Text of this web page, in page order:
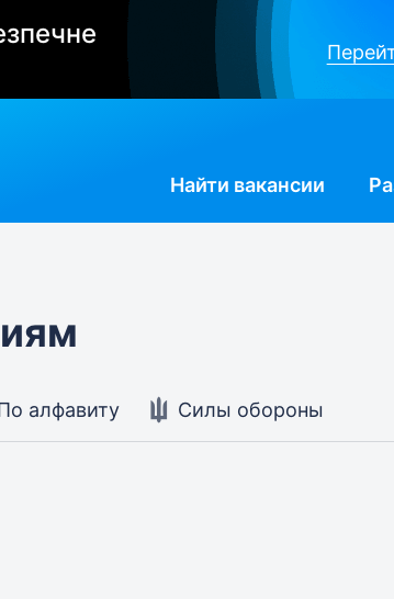
Найти вакансии
алфавиту Силы обороны